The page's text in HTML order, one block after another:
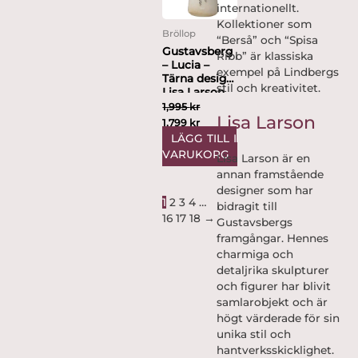
Bröllop
Gustavsberg
– Lucia –
Tärna design
Lisa Larson
1,995kr
1,799 kr
LÄGG TILL I
VARUKORG
1 2 3 4 …
16 17 18 →
internationellt.
Kollektioner som
“Berså” och “Spisa
Ribb” är klassiska
exempel på Lindbergs
stil och kreativitet.
Lisa Larson
Lisa Larson är en
annan framstående
designer som har
bidragit till
Gustavsbergs
framgångar. Hennes
charmiga och
detaljrika skulpturer
och figurer har blivit
samlarobjekt och är
högt värderade för sin
unika stil och
hantverksskicklighet.